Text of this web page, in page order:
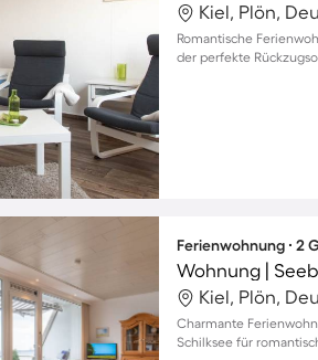
Kiel, Plön,
Romantische
der perfekte
Ferienwohnung ∙ 2
Wohnung |
Kiel, Plön,
Charmante
Schilksee für